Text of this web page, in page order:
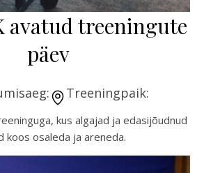
avatud treeningute
päev
Treeningpaik:
kus algajad ja edasijõudnud
koos osaleda ja areneda.